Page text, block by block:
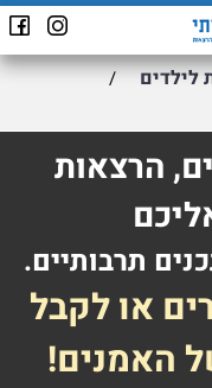
לילדים /
הרצאות
תרבותיים.
או לקבל
האמנים!